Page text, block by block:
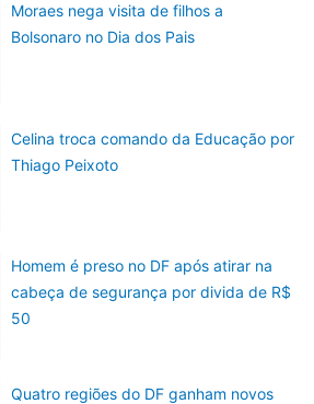
Moraes nega visita de filhos a
Bolsonaro no Dia dos Pais
Celina troca comando da Educação por
Thiago Peixoto
Homem é preso no DF após atirar na
cabeça de segurança por divida de R$
50
Quatro regiões do DF ganham novos